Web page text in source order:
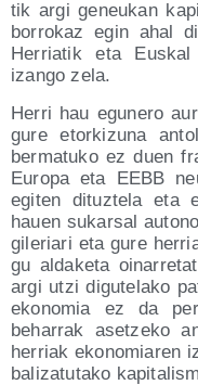
tik argi geneu­kan
borro­kaz egin ahal
Herria­tik eta
izan­go zela.
Herri hau egu­ne­ro
gure etor­ki­zu­na
ber­ma­tu­ko ez duen
Euro­pa eta EEBB
egi­ten dituz­te­la eta
hauen sukar­sal
gi­le­ria­ri eta gure
gu alda­ke­ta
argi utzi digu­te­la­ko
eko­no­mia ez da
beha­rrak asetze­ko
herriak eko­no­mia­ren
ba­li­za­tu­ta­ko